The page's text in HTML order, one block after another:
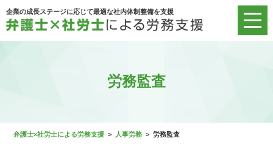
企業の成長ステージに応じて最適な社内体制整備を支援
労務監査
弁護士×社労士による労務支援 > 人事労務 >労務監査